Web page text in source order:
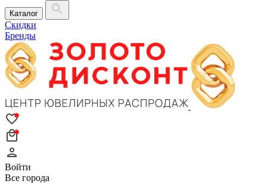
Каталог
Скидки
Бренды
Войти
Все города